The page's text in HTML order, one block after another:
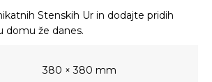
Stenskih Ur in dodajte pridih
domu že danes.
380 × 380 mm